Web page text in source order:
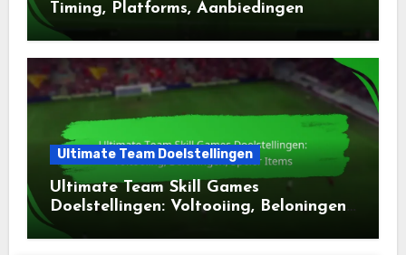
Timing, Platforms, Aanbiedingen
Ultimate Team Doelstellingen
Ultimate Team Skill Games
Doelstellingen: Voltooiing, Beloningen,
Speler Items